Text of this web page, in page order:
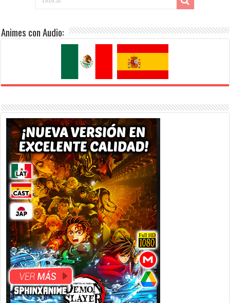
Animes con Audio: